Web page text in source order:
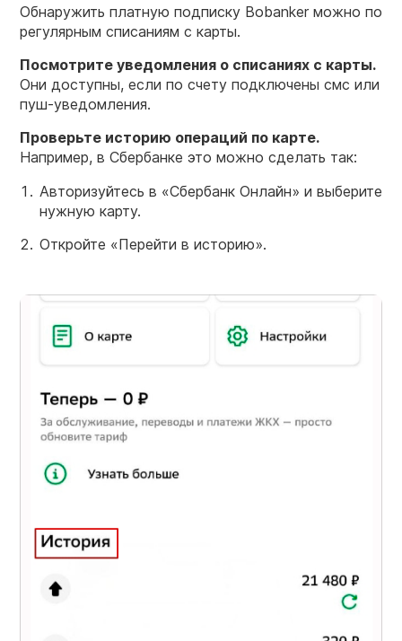
Обнаружить платную подписку Bobanker можно по
регулярным списаниям с карты.
Посмотрите уведомления о списаниях с карты.
Они доступны, если по счету подключены смс или
пуш-уведомления.
Проверьте историю операций по карте.
Например, в Сбербанке это можно сделать так:
Авторизуйтесь в «Сбербанк Онлайн» и выберите
нужную карту.
Откройте «Перейти в историю».